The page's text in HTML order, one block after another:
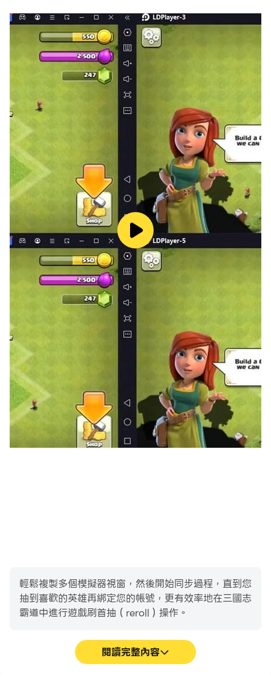
戰，將會是玩家獲得勝利的關鍵！
◆內政發展都市◆
玩家將在遊戲中擔任一城之主，管理內政、發展都市建設也
是非常重要的一環，玩家需要運用自己的戰略來發展勢力、
強化設施、開發兵器、研究技術，才能踏上稱霸之路！
◆軍團之間互相衝突的攻城戰◆
遊戲中獨特的軍團「攻城戰」系統，玩家將彼此戰略合作，
齊心協力進行大規模戰鬥，上演一場場精采激烈的攻防大
戰。不要再猶豫了！一起與夥伴們佔領所有都市，完成一統
中原的霸業！
※本遊戲依遊戲軟體分級管理辦法分類為輔12級。
※本遊戲內容涉及暴力、恐怖、打鬥、攻擊等未達血腥之畫
面或有輕微恐怖之畫面，以及性（遊戲角色穿著凸顯性特徵
之服飾或裝扮但不涉及性暗示，具教育性或醫學性之裸露畫
※遊戲內部分內容需另支付其他費用，勿用他人代儲以免觸
法。
※請注意遊戲時間切勿沈迷或不當模仿。
輕鬆複製多個模擬器視窗，然後開始同步過程，直到您
抽到喜歡的英雄再綁定您的帳號，更有效率地在三國志
霸道中進行遊戲刷首抽（reroll）操作。
閱讀完整內容